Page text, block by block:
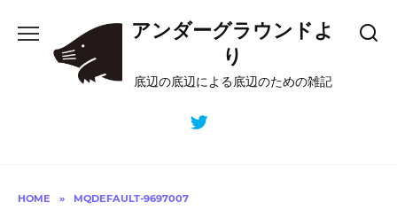
content
アンダーグラウンドよ
り
底辺の底辺による底辺のための雑記
HOME » MQDEFAULT-9697007